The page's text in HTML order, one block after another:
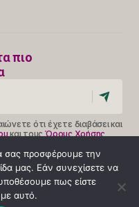
πιο
ότι έχετε διαβάσει και
και τουςΌρους Χρήσης
σας προσφέρουμε την
μας. Εάν συνεχίσετε να
πως είστε
με αυτό.